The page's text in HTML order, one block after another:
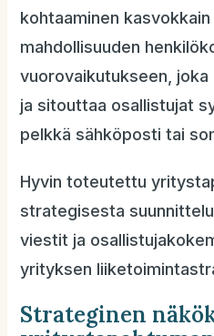
kohtaaminen
mahdollisuuden
vuorovaikutukseen,
ja sitouttaa osallistujat
pelkkä sähköposti tai
Hyvin toteutettu
strategisesta
viestit ja
yrityksen
Strateginen